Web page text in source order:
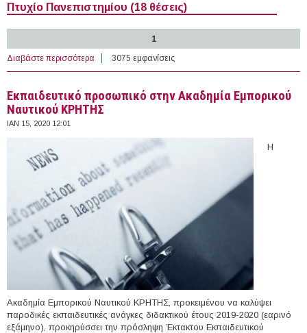
Πτυχίο Πανεπιστημίου (18 θέσεις)
1
Διαβάστε περισσότερα για 239 θέσεις εργασίας στον Ιδιωτικό Τομέα στην
Ελλάδα (16-01-2020)
3075 εμφανίσεις
Εκπαιδευτικό προσωπικό στην Ακαδημία Εμπορικού
Ναυτικού ΚΡΗΤΗΣ
ΙΑΝ 15, 2020 12:01
Η
Ακαδημία Εμπορικού Ναυτικού ΚΡΗΤΗΣ, προκειμένου να καλύψει
παροδικές εκπαιδευτικές ανάγκες διδακτικού έτους 2019-2020 (εαρινό
εξάμηνο), προκηρύσσει την πρόσληψη Έκτακτου Εκπαιδευτικού